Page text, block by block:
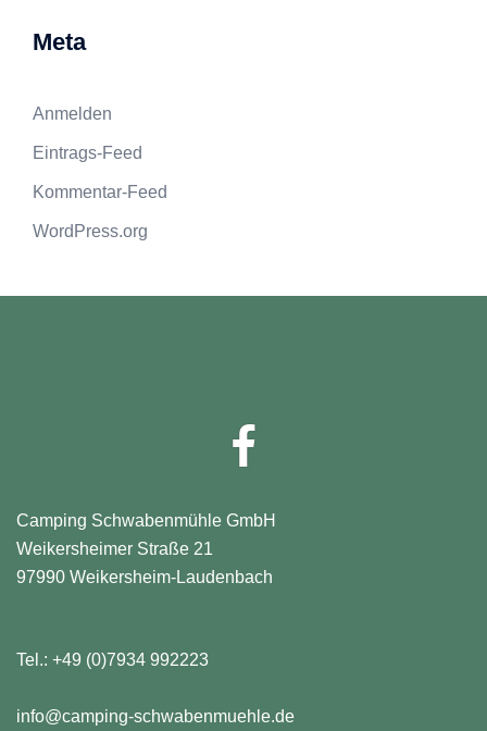
Meta
Anmelden
Eintrags-Feed
Kommentar-Feed
WordPress.org
Camping Schwabenmühle GmbH
Weikersheimer Straße 21
97990 Weikersheim-Laudenbach
Tel.: +49 (0)7934 992223
info@camping-schwabenmuehle.de